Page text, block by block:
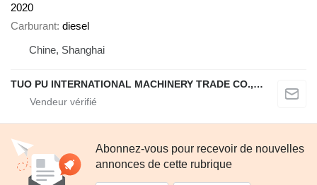
2020
Carburant diesel
Chine, Shanghai
TUO PU INTERNATIONAL MACHINERY TRADE CO., LTD
Abonnez-vous pour recevoir de nouvelles
annonces de cette rubrique